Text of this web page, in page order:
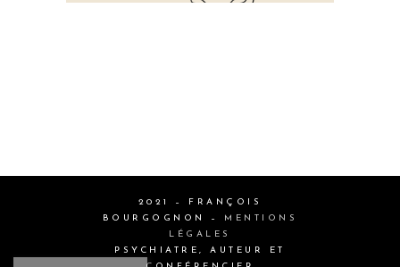
2021 – FRANÇOIS
BOURGOGNON – MENTIONS
LÉGALES
PSYCHIATRE, AUTEUR ET